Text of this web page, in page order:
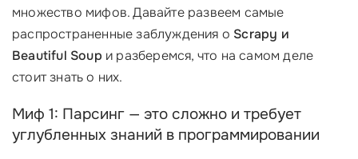
множество мифов. Давайте развеем самые
распространенные заблуждения о Scrapy и
Beautiful Soup и разберемся, что на самом деле
стоит знать о них.
Миф 1: Парсинг — это сложно и требует
углубленных знаний в программировании